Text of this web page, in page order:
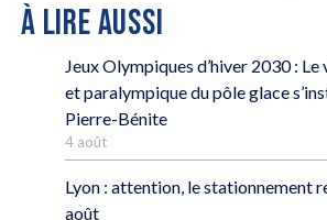
À LIRE AUSSI
Jeux Olympiques d’hiver 2030 :
et paralympique du pôle glace
Pierre-Bénite
4 août
Lyon : attention, le stationnement
août